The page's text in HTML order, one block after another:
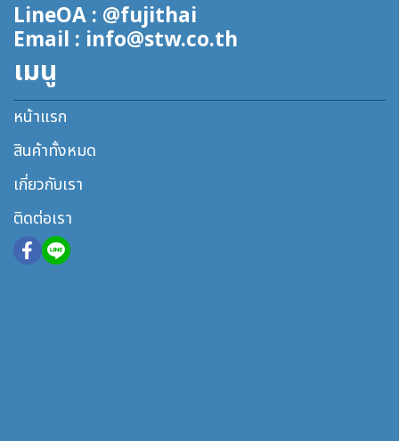
LineOA : @fujithai
Email : info@stw.co.th
เมนู
หน้าแรก
สินค้าทั้งหมด
เกี่ยวกับเรา
ติดต่อเรา